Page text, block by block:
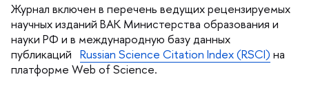
Журнал включен в перечень ведущих рецензируемых
научных изданий ВАК Министерства образования и
науки РФ и в международную базу данных
публикаций Russian Science Citation Index (RSCI) на
платформе Web of Science.